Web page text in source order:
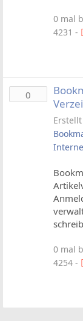
0 mal
4231 -
0
0 mal
4254 -